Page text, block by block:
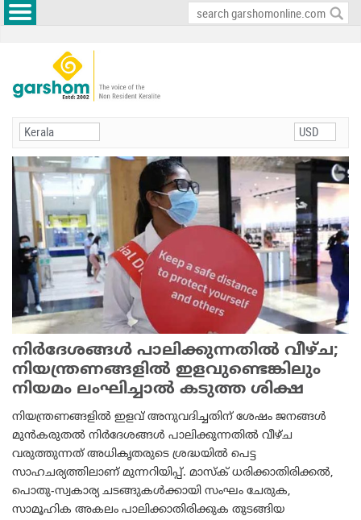
നിര്‍ദേശങ്ങള്‍ പാലിക്കുന്നതില്‍ വീഴ്ച;
നിയന്ത്രണങ്ങളില്‍ ഇളവുണ്ടെങ്കിലും
നിയമം ലംഘിച്ചാല്‍ കടുത്ത ശിക്ഷ
നിയന്ത്രണങ്ങളില്‍ ഇളവ് അനുവദിച്ചതിന് ശേഷം ജനങ്ങള്‍
മുന്‍കരുതല്‍ നിര്‍ദേശങ്ങള്‍ പാലിക്കുന്നതില്‍ വീഴ്ച
വരുത്തുന്നത് അധികൃതരുടെ ശ്രദ്ധയില്‍ പെട്ട
സാഹചര്യത്തിലാണ് മുന്നറിയിപ്പ്. മാസ്‌ക് ധരിക്കാതിരിക്കല്‍,
പൊതു-സ്വകാര്യ ചടങ്ങുകള്‍ക്കായി സംഘം ചേരുക,
സാമൂഹിക അകലം പാലിക്കാതിരിക്കുക തുടങ്ങിയ